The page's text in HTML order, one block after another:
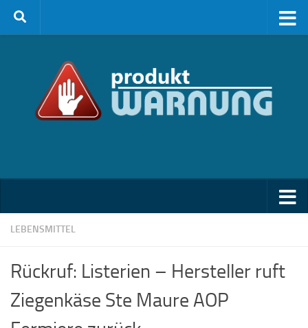
Zum Inhalt springen
LEBENSMITTEL
Rückruf: Listerien – Hersteller ruft
Ziegenkäse Ste Maure AOP